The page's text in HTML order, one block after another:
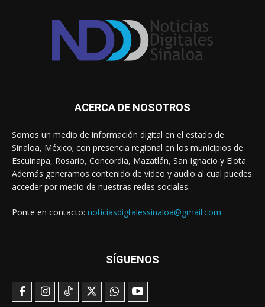
ACERCA DE NOSOTROS
Somos un medio de información digital en el estado de
Sinaloa, México; con presencia regional en los municipios de
Escuinapa, Rosario, Concordia, Mazatlán, San Ignacio y Elota.
Además generamos contenido de video y audio al cual puedes
acceder por medio de nuestras redes sociales.
Ponte en contacto: noticiasdigtalessinaloa@gmail.com
SÍGUENOS